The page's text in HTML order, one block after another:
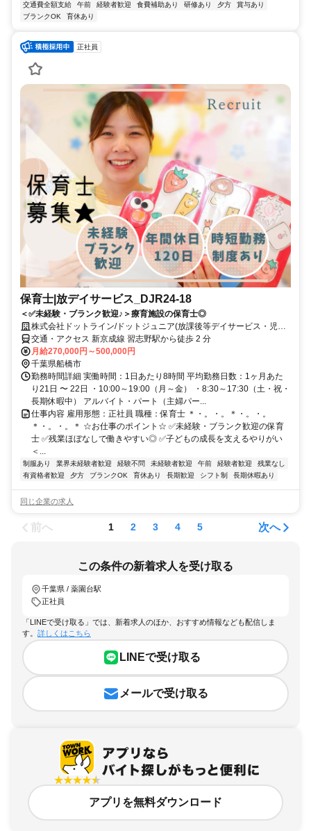
交通費全額支給
午前 経験者歓迎 食費補助あり 研修あり 夕方
賞与あり
ブランクOK
育休あり
正社員
保育士|放デイサービス_DJR24-18
＜✅未経験・ブランク歓迎♪＞療育施設の保育士◎
株式会社ドットライン/ドットジュニア(放課後等デイサービス・児童
発達支援) 船橋習志野第1教室
交通・アクセス 新京成線 習志野駅から徒歩 2 分
月給270,000円～500,000円
千葉県船橋市
勤務時間詳細 実働時間：1日あたり8時間 平均勤務日数：1ヶ月あた
り21日 〜 22日 ・10:00～19:00（月～金） ・8:30～17:30（土・祝・
長期休暇中） アルバイト・パート（主婦パー...
仕事内容 雇用形態：正社員 職種：保育士 ＊・。・。＊・。・。
＊・。・。＊ ☆お仕事のポイント☆ ✅未経験・ブランク歓迎の保育
士 ✅残業ほぼなしで働きやすい◎ ✅子どもの成長を支えるやりがい
＜...
制服あり 業界未経験者歓迎 経験不問 未経験者歓迎 午前 経験者歓迎
残業なし
有資格者歓迎
夕方 ブランクOK 育休あり 長期歓迎 シフト制 長期休暇あり
同じ企業の求人
前へ 1 2 3 4 5 次へ
この条件の新着求人を受け取る
千葉県 / 薬園台駅
正社員
「LINEで受け取る」では、新着求人のほか、おすすめ情報なども配信しま
す。 詳しくはこちら
LINEで受け取る
メールで受け取る
アプリを無料ダウンロード